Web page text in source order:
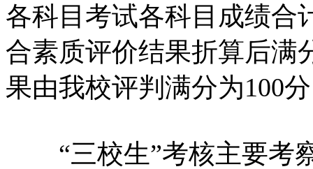
各科目考试各科目成绩合
合素质评价结果折算后满
果由我校评判满分为100分
“三校生”考核主要考